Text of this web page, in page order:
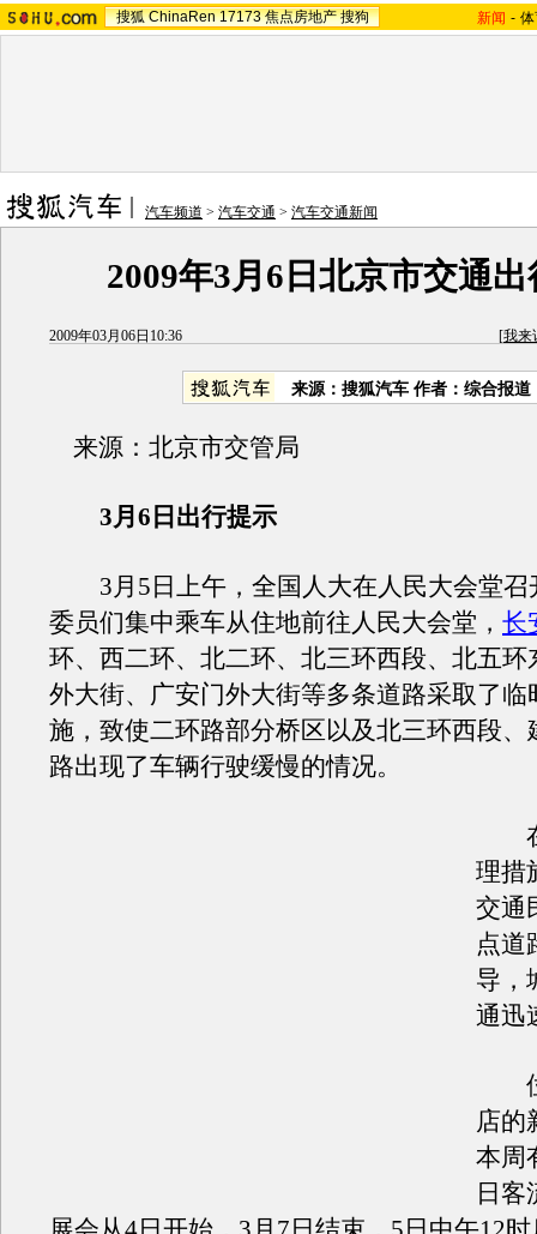
搜狐 ChinaRen 17173 焦点房地产 搜狗 新闻 -
汽车频道 > 汽车交通 > 汽车交通新闻
2009年3月6日北京市交通
2009年03月06日10:36 [我来
来源：搜狐汽车 作者：综合报道
来源：北京市交管局
3月6日出行提示
3月5日上午，全国人大在人民大会堂召
委员们集中乘车从住地前往人民大会堂， 长
环、西二环、北二环、北三环西段、北五环
外大街、广安门外大街等多条道路采取了临
施，致使二环路部分桥区以及北三环西段、
路出现了车辆行驶缓慢的情况。
在
理措
交通
点道
导，
通迅
位
店的
本周
日客